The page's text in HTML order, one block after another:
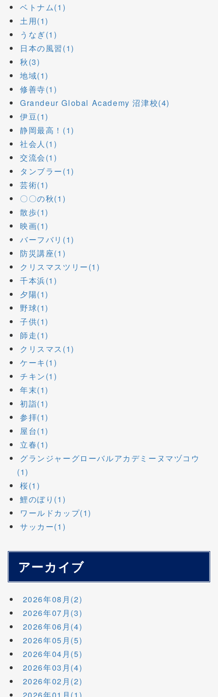
ベトナム(1)
土用(1)
うなぎ(1)
日本の風習(1)
秋(3)
地域(1)
修善寺(1)
Grandeur Global Academy 沼津校(4)
伊豆(1)
静岡最高！(1)
社会人(1)
交流会(1)
タンブラー(1)
芸術(1)
〇〇の秋(1)
散歩(1)
映画(1)
バーフバリ(1)
防災講座(1)
クリスマスツリー(1)
千本浜(1)
夕陽(1)
野球(1)
子供(1)
師走(1)
クリスマス(1)
ケーキ(1)
チキン(1)
年末(1)
初詣(1)
参拝(1)
屋台(1)
立春(1)
グランジャーグローバルアカデミーヌマヅコウ
(1)
桜(1)
鯉のぼり(1)
ワールドカップ(1)
サッカー(1)
アーカイブ
2026年08月(2)
2026年07月(3)
2026年06月(4)
2026年05月(5)
2026年04月(5)
2026年03月(4)
2026年02月(2)